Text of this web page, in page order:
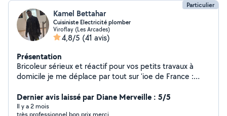
Particulier
Kamel Bettahar
Cuisiniste Electricité plomber
Viroflay (Les Arcades)
4,8/5 (41 avis)
Présentation
Bricoleur sérieux et réactif pour vos petits travaux à
domicile je me déplace par tout sur 'ioe de France :
luminaires, Réparations plomberie et électricité.
Nettoyage de terrasse, Garage Balcon et organisation
Dernier avis laissé par Diane Merveille : 5/5
Il y a 2 mois
très professionnel bon prix merci